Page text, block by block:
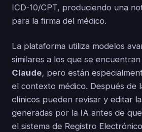
ICD-10/CPT, produciendo una
para la firma del médico.
La plataforma utiliza modelos
similares a los que se
Claude, pero están
el contexto médico. Después de
clínicos pueden revisar y editar
generadas por la IA antes de
el sistema de Registro